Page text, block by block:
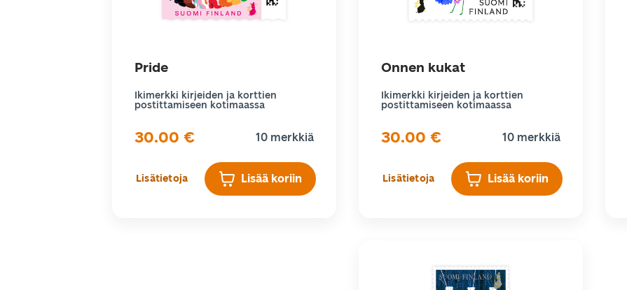
Pride
Ikimerkki kirjeiden ja korttien
postittamiseen kotimaassa
30.00 € 10 merkkiä
Lisätietoja Lisää koriin
Onnen kukat
Ikimerkki kirjeiden ja korttien
postittamiseen kotimaassa
30.00 € 10 merkkiä
Lisätietoja Lisää koriin